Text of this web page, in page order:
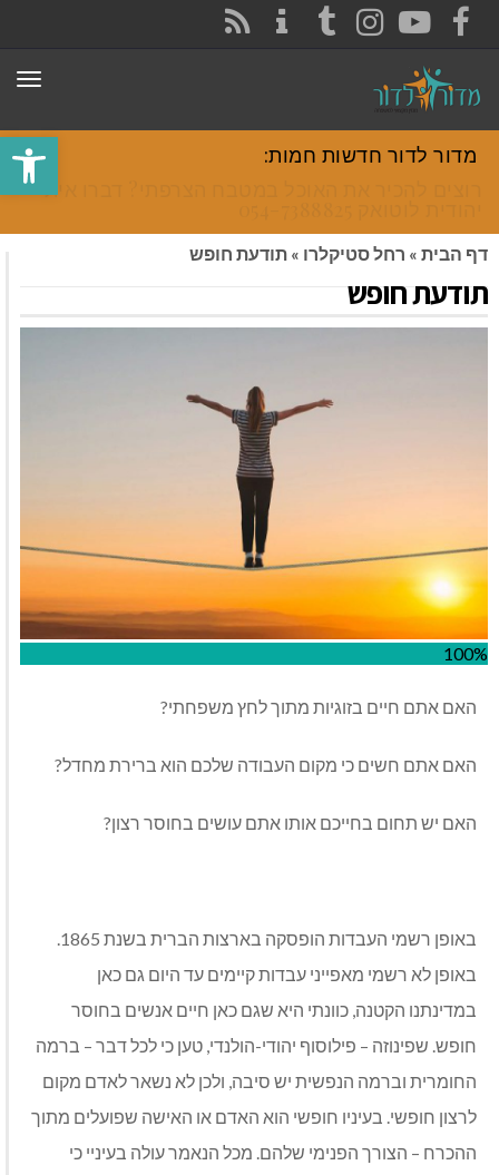
פתח
FACEBOOK
YOUTUBE
INSTAGRAM
TUMBLR
מדור לדור חדשות חמות:
רוצים להכיר את האוכל במטבח הצרפתי? דברו איתי
דף הבית » רחל סטיקלרו » תודעת חופש
תודעת חופש
100%
האם אתם חיים בזוגיות מתוך לחץ משפחתי?
האם אתם חשים כי מקום העבודה שלכם הוא ברירת מחדל?
האם יש תחום בחייכם אותו אתם עושים בחוסר רצון?
באופן רשמי העבדות הופסקה בארצות הברית בשנת 1865.
באופן לא רשמי מאפייני עבדות קיימים עד היום גם כאן
במדינתנו הקטנה, כוונתי היא שגם כאן חיים אנשים בחוסר
חופש. שפינוזה – פילוסוף יהודי-הולנדי, טען כי לכל דבר – ברמה
החומרית וברמה הנפשית יש סיבה, ולכן לא נשאר לאדם מקום
לרצון חופשי. בעיניו חופשי הוא האדם או האישה שפועלים מתוך
ההכרח – הצורך הפנימי שלהם. מכל הנאמר עולה בעיניי כי